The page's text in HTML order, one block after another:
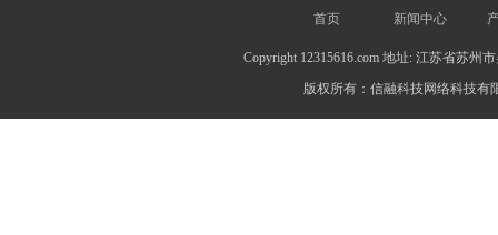
首页 新闻中心
Copyright 12315616.com 地址: 江苏省苏州
版权所有：信融科技网络科技有